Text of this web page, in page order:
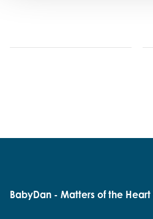
BabyDan - Matters of the